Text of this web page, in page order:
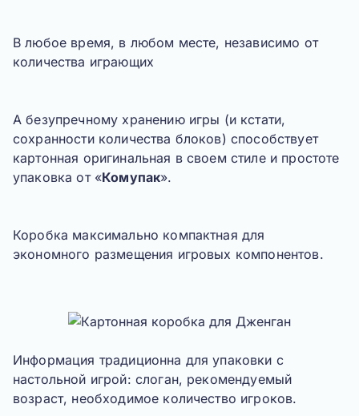
В любое время, в любом месте, независимо от
количества играющих
А безупречному хранению игры (и кстати,
сохранности количества блоков) способствует
картонная оригинальная в своем стиле и простоте
упаковка от «Комупак».
Коробка максимально компактная для
экономного размещения игровых компонентов.
Информация традиционна для упаковки с
настольной игрой: слоган, рекомендуемый
возраст, необходимое количество игроков.